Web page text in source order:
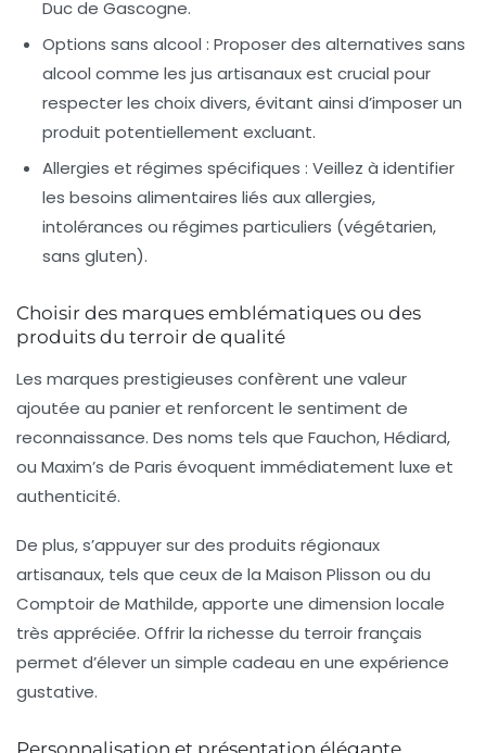
Duc de Gascogne.
Options sans alcool : Proposer des alternatives sans
alcool comme les jus artisanaux est crucial pour
respecter les choix divers, évitant ainsi d’imposer un
produit potentiellement excluant.
Allergies et régimes spécifiques : Veillez à identifier
les besoins alimentaires liés aux allergies,
intolérances ou régimes particuliers (végétarien,
sans gluten).
Choisir des marques emblématiques ou des
produits du terroir de qualité
Les marques prestigieuses confèrent une valeur
ajoutée au panier et renforcent le sentiment de
reconnaissance. Des noms tels que Fauchon,Hédiard,
ou Maxim’s de Paris évoquent immédiatement luxe et
authenticité.
De plus, s’appuyer sur des produits régionaux
artisanaux, tels que ceux de la Maison Plisson ou du
Comptoir de Mathilde, apporte une dimension locale
très appréciée. Offrir la richesse du terroir français
permet d’élever un simple cadeau en une expérience
gustative.